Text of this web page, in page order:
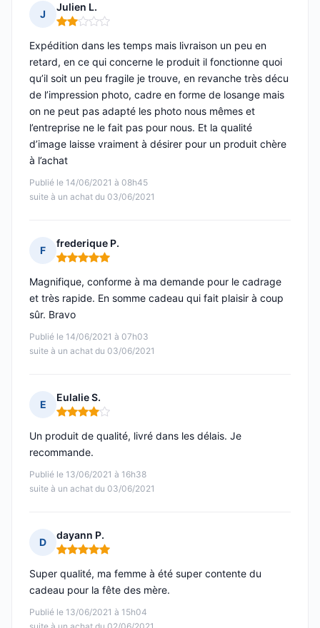
J
Julien L.
Note : 2 sur 5
Publié le 14/06/2021 à 08h45
suite à un achat du 03/06/2021
Expédition dans les temps mais livraison un peu en
retard, en ce qui concerne le produit il fonctionne quoi
qu’il soit un peu fragile je trouve, en revanche très décu
de l’impression photo, cadre en forme de losange mais
on ne peut pas adapté les photo nous mêmes et
l’entreprise ne le fait pas pour nous. Et la qualité
d’image laisse vraiment à désirer pour un produit chère
à l’achat
F
frederique P.
Note : 5 sur 5
Publié le 14/06/2021 à 07h03
suite à un achat du 03/06/2021
Magnifique, conforme à ma demande pour le cadrage
et très rapide. En somme cadeau qui fait plaisir à coup
sûr. Bravo
E
Eulalie S.
Note : 4 sur 5
Publié le 13/06/2021 à 16h38
suite à un achat du 03/06/2021
Un produit de qualité, livré dans les délais. Je
recommande.
D
dayann P.
Note : 5 sur 5
Publié le 13/06/2021 à 15h04
Super qualité, ma femme à été super contente du
cadeau pour la fête des mère.